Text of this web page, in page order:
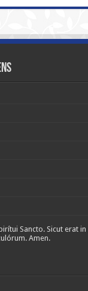
Sancto. Sicut erat
Amen.